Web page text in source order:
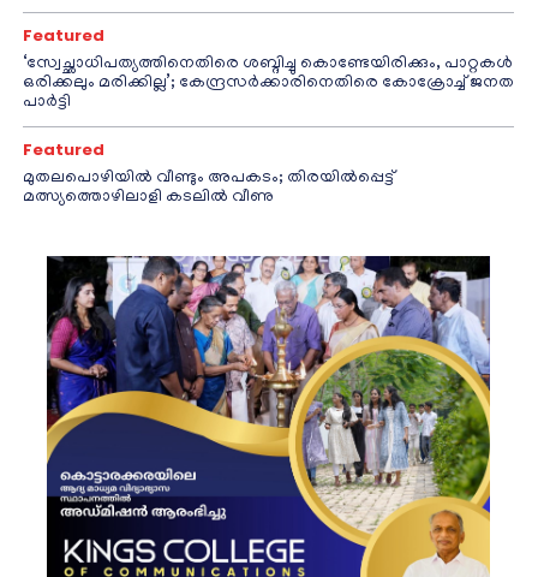
Featured
‘സ്വേച്ഛാധിപത്യത്തിനെതിരെ ശബ്ദിച്ചു കൊണ്ടേയിരിക്കും, പാറ്റകൾ
ഒരിക്കലും മരിക്കില്ല’; കേന്ദ്രസർക്കാരിനെതിരെ കോക്രോച്ച് ജനത
പാർട്ടി
Featured
മുതലപൊഴിയിൽ വീണ്ടും അപകടം; തിരയിൽപ്പെട്ട്
മത്സ്യത്തൊഴിലാളി കടലിൽ വീണു